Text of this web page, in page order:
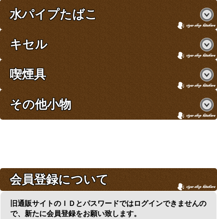
水パイプたばこ
キセル
喫煙具
その他小物
会員登録について
旧通販サイトのＩＤとパスワードではログインできませんの
で、新たに会員登録をお願い致します。